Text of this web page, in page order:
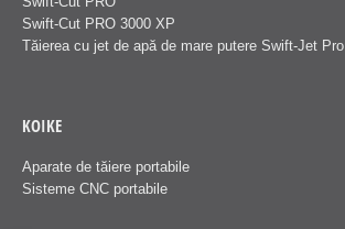
Swift-Cut PRO 3000 XP
Tăierea cu jet de apă de mare putere Swift-Jet Pro
KOIKE
Aparate de tăiere portabile
Sisteme CNC portabile